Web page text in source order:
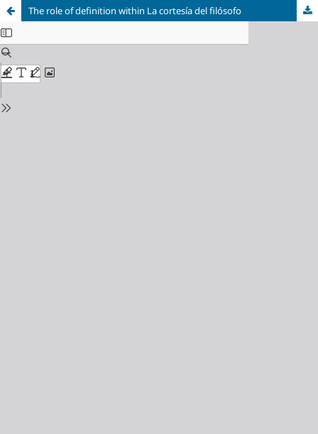
The role of definition within La cortesía del filósofo